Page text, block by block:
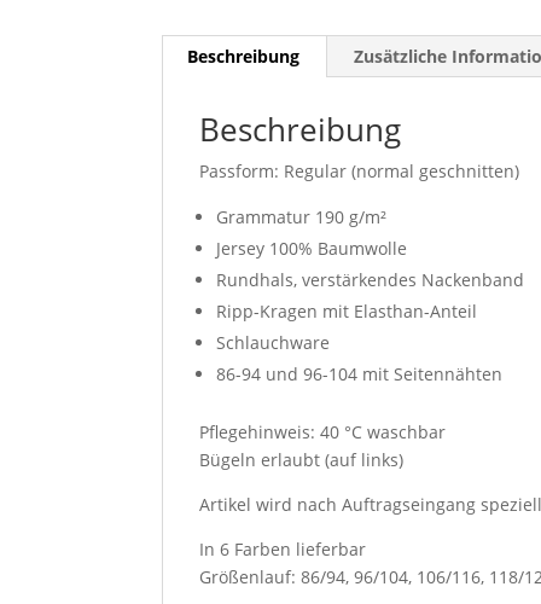
Beschreibung Zusätzliche
Beschreibung
Passform: Regular (normal geschnitten)
Grammatur 190 g/m²
Jersey 100% Baumwolle
Rundhals, verstärkendes Nackenband
Ripp-Kragen mit Elasthan-Anteil
Schlauchware
86-94 und 96-104 mit Seitennähten
Pflegehinweis: 40 °C waschbar
Bügeln erlaubt (auf links)
Artikel wird nach Auftragseingang
In 6 Farben lieferbar
Größenlauf: 86/94, 96/104, 106/116, 118/